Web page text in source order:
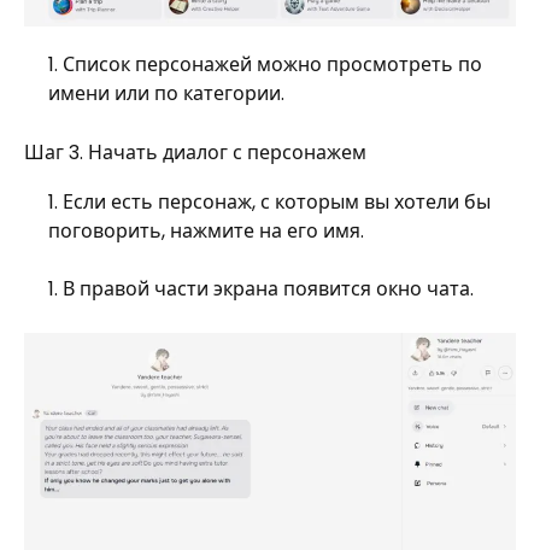
Список персонажей можно просмотреть по
имени или по категории.
Шаг 3. Начать диалог с персонажем
Если есть персонаж, с которым вы хотели бы
поговорить, нажмите на его имя.
В правой части экрана появится окно чата.